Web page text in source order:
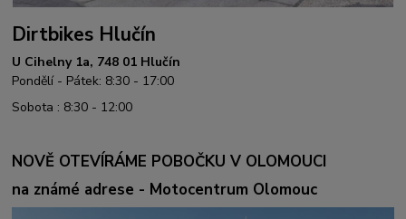
Dirtbikes Hlučín
U Cihelny 1a, 748 01 Hlučín
Pondělí - Pátek: 8:30 - 17:00
Sobota : 8:30 - 12:00
NOVĚ OTEVÍRÁME POBOČKU V OLOMOUCI
na známé adrese - Motocentrum Olomouc